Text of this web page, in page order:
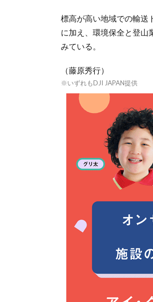
標高が高い地域での輸送
に加え、環境保全と登山
みている。
（藤原秀行）
※いずれもDJI JAPAN提供